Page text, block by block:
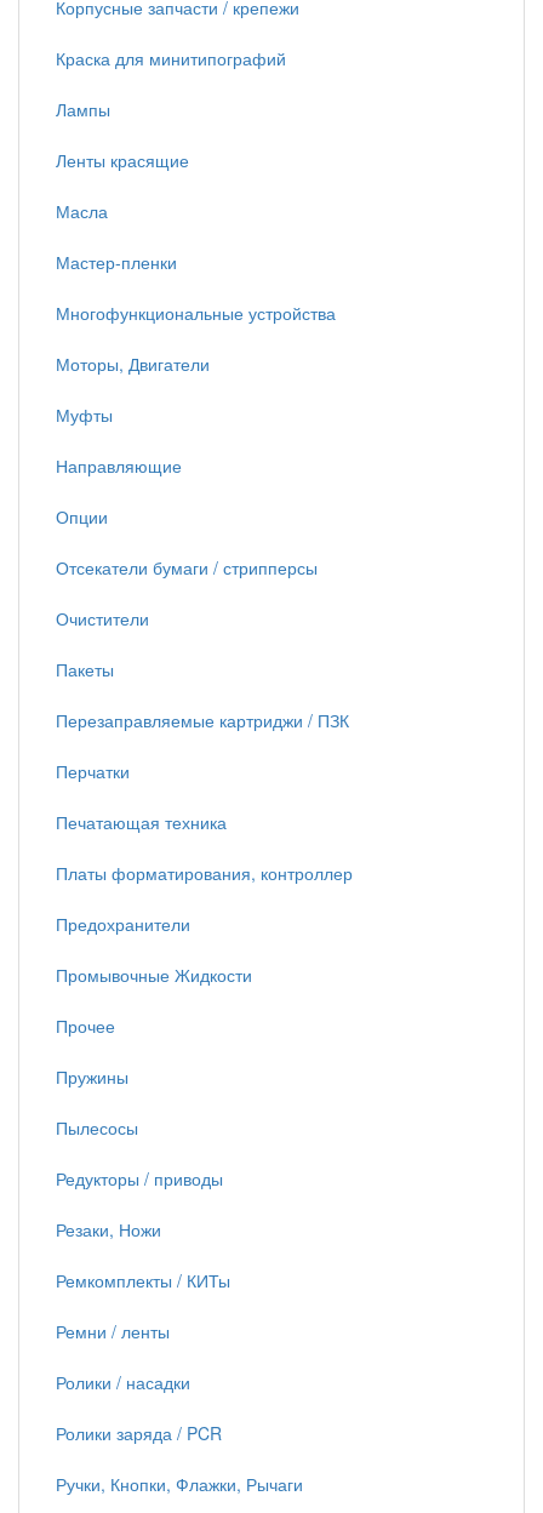
Корпусные запчасти / крепежи
Краска для минитипографий
Лампы
Ленты красящие
Масла
Мастер-пленки
Многофункциональные устройства
Моторы, Двигатели
Муфты
Направляющие
Опции
Отсекатели бумаги / стрипперсы
Очистители
Пакеты
Перезаправляемые картриджи / ПЗК
Перчатки
Печатающая техника
Платы форматирования, контроллер
Предохранители
Промывочные Жидкости
Прочее
Пружины
Пылесосы
Редукторы / приводы
Резаки, Ножи
Ремкомплекты / КИТы
Ремни / ленты
Ролики / насадки
Ролики заряда / PCR
Ручки, Кнопки, Флажки, Рычаги